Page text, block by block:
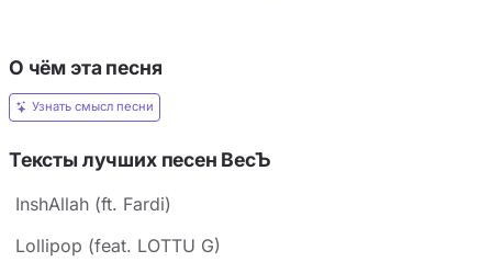
О чём эта песня
Узнать смысл песни
Тексты лучших песен ВесЪ
InshAllah (ft. Fardi)
Lollipop (feat. LOTTU G)